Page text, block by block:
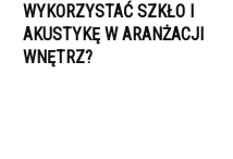
WYKORZYSTAĆ SZKŁO I
AKUSTYKĘ W ARANŻACJI
WNĘTRZ?